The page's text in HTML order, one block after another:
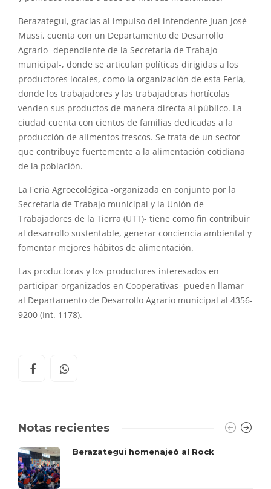
Berazategui, gracias al impulso del intendente Juan José
Mussi, cuenta con un Departamento de Desarrollo
Agrario -dependiente de la Secretaría de Trabajo
municipal-, donde se articulan políticas dirigidas a los
productores locales, como la organización de esta Feria,
donde los trabajadores y las trabajadoras hortícolas
venden sus productos de manera directa al público. La
ciudad cuenta con cientos de familias dedicadas a la
producción de alimentos frescos. Se trata de un sector
que contribuye fuertemente a la alimentación cotidiana
de la población.
La Feria Agroecológica -organizada en conjunto por la
Secretaría de Trabajo municipal y la Unión de
Trabajadores de la Tierra (UTT)- tiene como fin contribuir
al desarrollo sustentable, generar conciencia ambiental y
fomentar mejores hábitos de alimentación.
Las productoras y los productores interesados en
participar-organizados en Cooperativas- pueden llamar
al Departamento de Desarrollo Agrario municipal al 4356-
9200 (Int. 1178).
Notas recientes
Berazategui homenajeó al Rock